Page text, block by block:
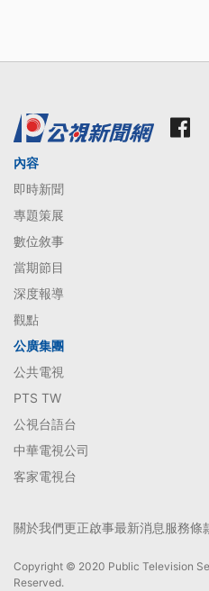
內容
即時新聞
專題策展
數位敘事
當期節目
深度報導
觀點
公廣集團
公共電視
PTS TW
公視台語台
中華電視公司
客家電視台
關於我們更正啟事最新消息服務條
Copyright © 2020 Public Television
Reserved.